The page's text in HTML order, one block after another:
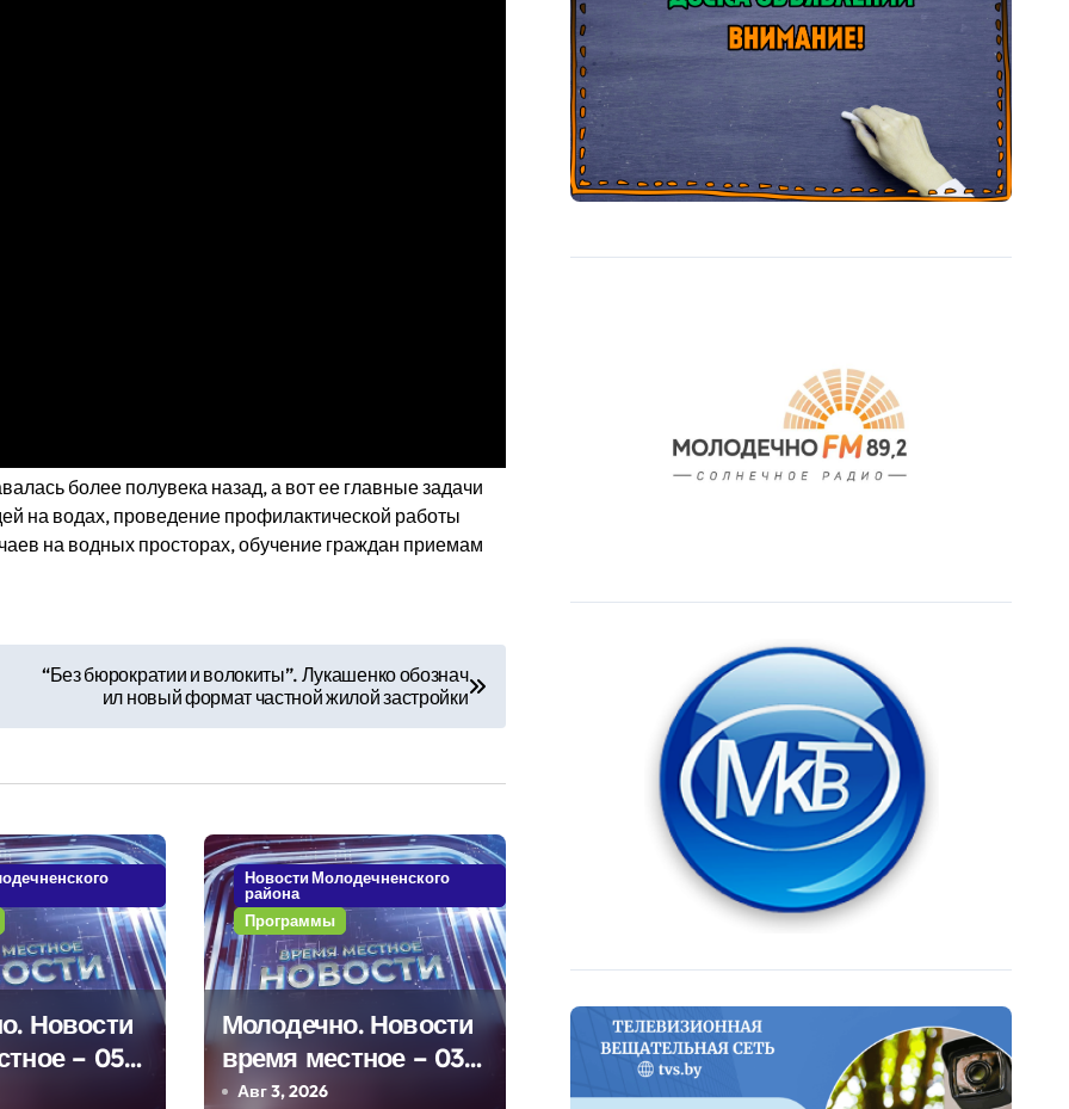
более полувека назад, а вот ее главные задачи
на водах, проведение профилактической работы
на водных просторах, обучение граждан приемам
“Без бюрократии и волокиты”. Лукашенко обознач
ил новый формат частной жилой застройки
Новости
– 05
Новости Молодечненского
района
Программы
Молодечно. Новости
время местное – 03
08 2026
Авг 3, 2026